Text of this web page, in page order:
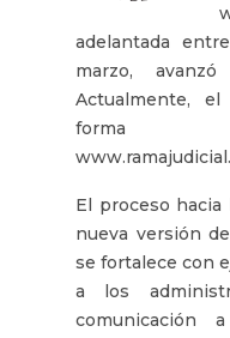
adelantada
marzo,
Actualmente,
forma
El proceso
nueva versión
se fortalece con
a los
comunicación